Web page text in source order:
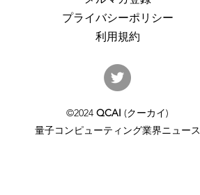
産総研のG-QuATに冷却原子
(中性原子)方式の米国QuEra社
億円（4,100万米ドル）。設置
するのは256量子ビットの第2
プライバシーポリシー
利用規約
©2024 QCAI (クーカイ)
量子コンピューティング業界ニュース